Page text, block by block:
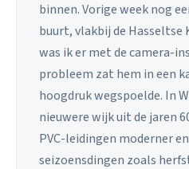
binnen. Vorige week nog
buurt, vlakbij de Hasseltse
was ik er met de camera-
probleem zat hem in een
hoogdruk wegspoelde. In
nieuwere wijk uit de jaren
PVC-leidingen moderner
seizoensdingen zoals